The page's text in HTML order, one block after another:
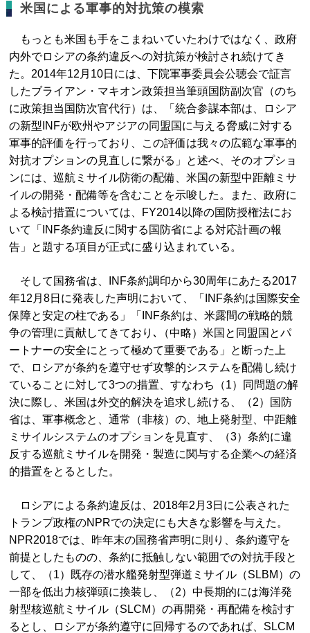
米国による軍事的対抗策の模索
もっとも米国も手をこまねいていたわけではなく、政府
内外でロシアの条約違反への対抗策が検討され続けてき
た。2014年12月10日には、下院軍事委員会公聴会で証言
したブライアン・マキオン政策担当筆頭国防副次官（のち
に政策担当国防次官代行）は、「統合参謀本部は、ロシア
の新型INFが欧州やアジアの同盟国に与える脅威に対する
軍事的評価を行っており、この評価は我々の広範な軍事的
対抗オプションの見直しに繋がる」と述べ、そのオプショ
ンには、巡航ミサイル防衛の配備、米国の新型中距離ミサ
イルの開発・配備等を含むことを示唆した。また、政府に
よる検討措置については、FY2014以降の国防授権法にお
いて「INF条約違反に関する国防省による対応計画の報
告」と題する項目が正式に盛り込まれている。
そして国務省は、INF条約調印から30周年にあたる2017
年12月8日に発表した声明において、「INF条約は国際安全
保障と安定の柱である」「INF条約は、米露間の戦略的競
争の管理に貢献してきており､（中略）米国と同盟国とパ
ートナーの安全にとって極めて重要である」と断った上
で、ロシアが条約を遵守せず攻撃的システムを配備し続け
ていることに対して3つの措置、すなわち（1）同問題の解
決に際し、米国は外交的解決を追求し続ける、（2）国防
省は、軍事概念と、通常（非核）の、地上発射型、中距離
ミサイルシステムのオプションを見直す、（3）条約に違
反する巡航ミサイルを開発・製造に関与する企業への経済
的措置をとるとした。
ロシアによる条約違反は、2018年2月3日に公表された
トランプ政権のNPRでの決定にも大きな影響を与えた。
NPR2018では、昨年末の国務省声明に則り、条約遵守を
前提としたものの、条約に抵触しない範囲での対抗手段と
して、（1）既存の潜水艦発射型弾道ミサイル（SLBM）の
一部を低出力核弾頭に換装し、（2）中長期的には海洋発
射型核巡航ミサイル（SLCM）の再開発・再配備を検討す
るとし、ロシアが条約遵守に回帰するのであれば、SLCM